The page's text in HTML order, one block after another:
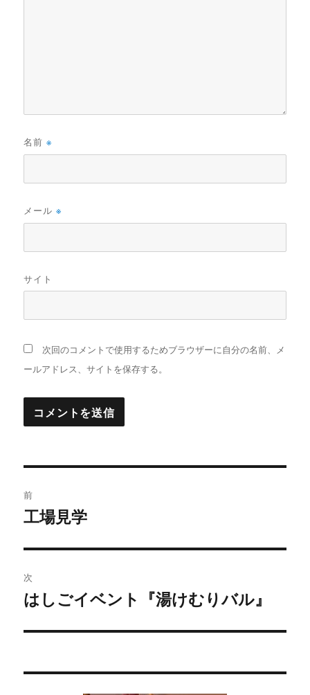
名前※
メール※
サイト
次回のコメントで使用するためブラウザーに自分の名前、メ
ールアドレス、サイトを保存する。
稿
ビ
ゲ
ー
前
過
の
投
稿:
工場見学
次
次
投
はしごイベント『湯けむりバル』